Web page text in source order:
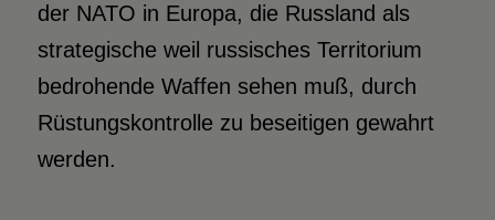
der NATO in Europa, die Russland als
strategische weil russisches Territorium
bedrohende Waffen sehen muß, durch
Rüstungskontrolle zu beseitigen gewahrt
werden.